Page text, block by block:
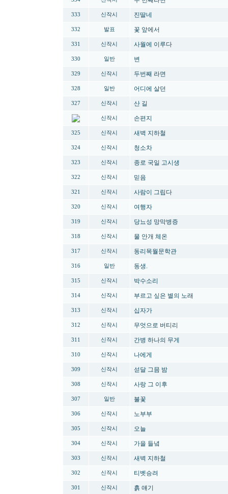
333 신작시 진딸네
332 발표 꽃 앞에서
331 신작시 사월에 이루다
330 일반 변
329 신작시 두번째 라면
328 일반 어디에 살던
327 신작시 산 길
신작시 손편지
325 신작시 새벽 지하철
324 신작시 청소차
323 신작시 종로 국일 고시생
322 신작시 믿음
321 신작시 사람이 그립다
320 신작시 여행자
319 신작시 당뇨성 망막병증
318 신작시 물 안개 체온
317 신작시 동리목월문학관
316 일반 동생.
315 신작시 박수소리
314 신작시 부르고 싶은 별의 노래
313 신작시 십자가
312 신작시 무엇으로 버티리
311 신작시 간병 하나의 무게
310 신작시 나에게
309 신작시 섣달 그믐 밤
308 신작시 사랑 그 이후
307 일반 불꽃
306 신작시 노부부
305 신작시 오늘
304 신작시 가을 들녘
303 신작시 새벽 지하철
302 신작시 티벳승려
301 신작시 흙 얘기